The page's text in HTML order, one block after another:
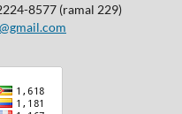
8577 (ramal 229)